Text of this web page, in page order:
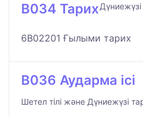
B034 Тарих
6B02201 Ғылыми тарих
B036 Аударма ісі
Шетел тілі және Дүниежүзі